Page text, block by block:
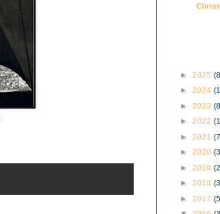
► 2025
► 2024
► 2023
► 2022
► 2021
► 2020
► 2019
► 2018
► 2017